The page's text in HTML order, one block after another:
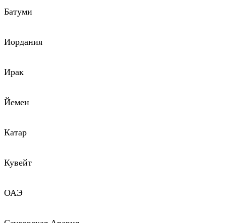
Батуми
Иордания
Ирак
Йемен
Катар
Кувейт
ОАЭ